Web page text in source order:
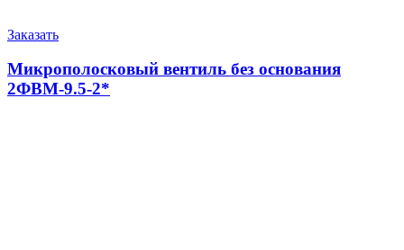
Заказать
Микрополосковый вентиль без основания
2ФВМ-9.5-2*